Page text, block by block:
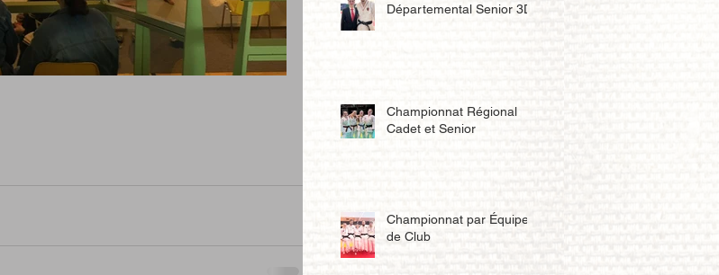
Départemental Senior 3D
Championnat Régional
Cadet et Senior
Championnat par Équipe
de Club